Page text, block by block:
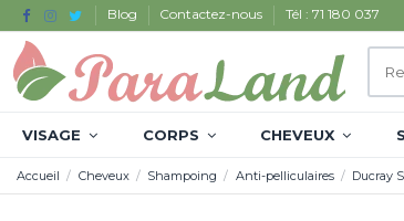
Blog Contactez-nous Tél : 71 180 037
VISAGE CORPS CHEVEUX
Accueil Cheveux Shampoing Anti-pelliculaires Ducray